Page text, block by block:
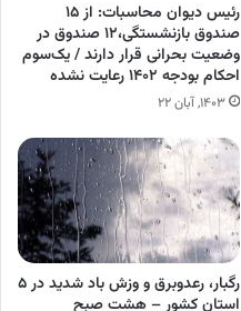
رئیس دیوان محاسبات: از ۱۵
صندوق بازنشستگی،۱۲ صندوق در
وضعیت بحرانی قرار دارند / یک‌سوم
احکام بودجه ۱۴۰۲ رعایت نشده
۱۴۰۳, آبان ۲۲
رگبار، رعدوبرق و وزش باد شدید در ۵
استان کشور – هشت صبح